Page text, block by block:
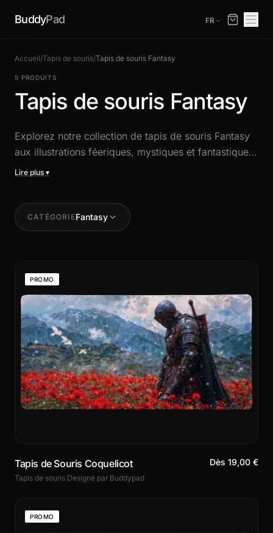
BuddyPad FR
Accueil/Tapis de souris/Tapis de souris Fantasy
5 PRODUITS
Tapis de souris Fantasy
Explorez notre collection de tapis de souris Fantasy
aux illustrations féeriques, mystiques et fantastiques.
Dragons, elfes, paysages enchantés : donnez vie à
précision de glisse.
CATÉGORIEFantasy
PROMO
Tapis de Souris Coquelicot
Tapis de souris Designé par Buddypad
Dès 19,00 €
PROMO